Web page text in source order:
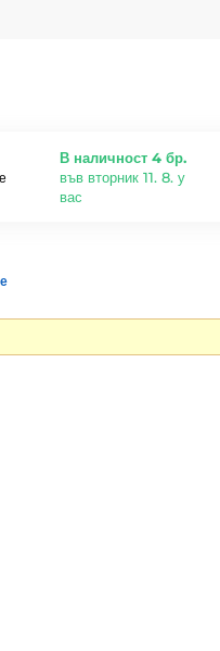
В наличност 4 бр.
във вторник 11. 8. у
вас